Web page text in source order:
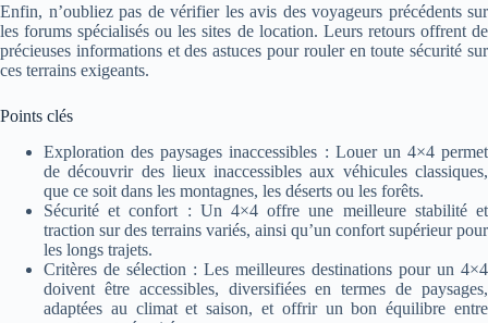
Enfin, n’oubliez pas de vérifier les avis des voyageurs précédents sur
les forums spécialisés ou les sites de location. Leurs retours offrent de
précieuses informations et des astuces pour rouler en toute sécurité sur
ces terrains exigeants.
Points clés
Exploration des paysages inaccessibles : Louer un 4×4 permet
de découvrir des lieux inaccessibles aux véhicules classiques,
que ce soit dans les montagnes, les déserts ou les forêts.
Sécurité et confort : Un 4×4 offre une meilleure stabilité et
traction sur des terrains variés, ainsi qu’un confort supérieur pour
les longs trajets.
Critères de sélection : Les meilleures destinations pour un 4×4
doivent être accessibles, diversifiées en termes de paysages,
adaptées au climat et saison, et offrir un bon équilibre entre